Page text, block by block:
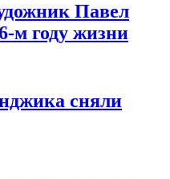
Павел
м году жизни
сняли